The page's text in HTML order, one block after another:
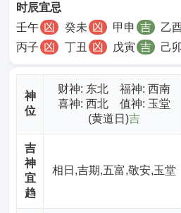
时辰宜忌
丙子 凶 丁丑 凶 戊寅 吉 己
壬午 凶 癸未 凶 甲申 吉 乙
神
位
财神: 东北 福神: 西南
喜神: 西北 值神: 玉堂
(黄道日)吉
吉
神
宜
趋
相日,吉期,五富,敬安,玉堂